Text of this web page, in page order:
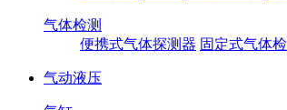
气体检测
便携式气体探测器 固定式气体
气动液压